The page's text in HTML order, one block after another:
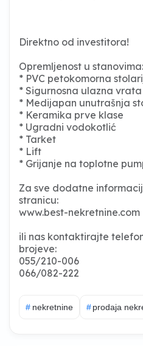
Direktno od investitora!
Opremljenost u stanovima:
* PVC petokomorna
* Sigurnosna ulazna vrata
* Medijapan unutrašnja
* Keramika prve klase
* Ugradni vodokotlić
* Tarket
* Lift
* Grijanje na toplotne
Za sve dodatne
stranicu:
www.best-nekretnine.com
ili nas kontaktirajte
brojeve:
055/210-006
066/082-222
# nekretnine # prodaja